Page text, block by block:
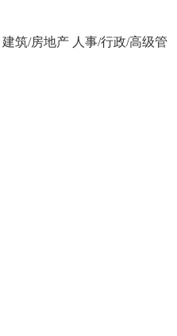
建筑/房地产 人事/行政/高级管